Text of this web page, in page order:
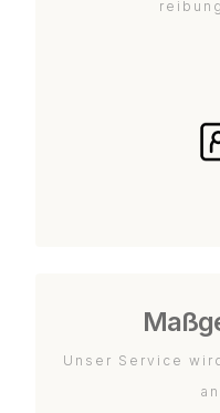
Unser Service